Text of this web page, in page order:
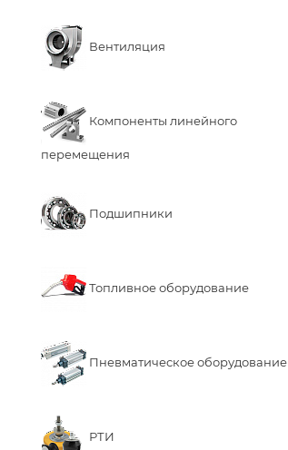
Вентиляция
Компоненты линейного
перемещения
Подшипники
Топливное оборудование
Пневматическое оборудование
РТИ